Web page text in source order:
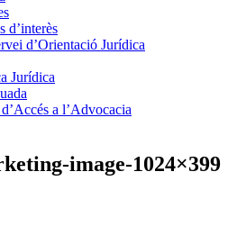
d’interès
d’Orientació Jurídica
Jurídica
a l’Advocacia
image-1024×399